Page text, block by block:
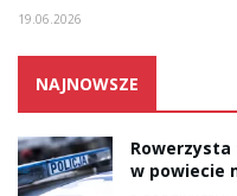
19.06.2026
NAJNOWSZE
Rowerzysta
w powiecie